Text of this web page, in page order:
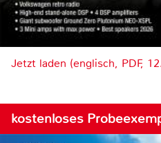
Jetzt laden (englisch, PDF,
kostenloses